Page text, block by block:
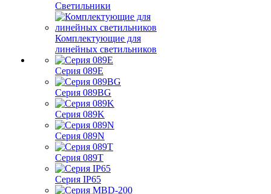
Светильники
Комплектующие для
линейных светильников
Серия 089E
Серия 089BG
Серия 089K
Серия 089N
Серия 089T
Серия IP65